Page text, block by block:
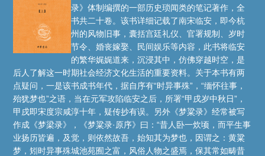
录》体制编撰的一部历史琐闻类的笔记著作，全
书共二十卷。该书详细记载了南宋临安，即今杭
州的风物旧事，囊括宫廷礼仪、官署规制、岁时
节令、婚丧嫁娶、民间娱乐等内容，此书将临安
的繁华娓娓道来，沉浸其中，仿佛穿越时空，是
后人了解这一时期社会经济文化生活的重要资料。关于本书有两
点疑问，一是该书成书年代，据自序有“时异事殊”，“缅怀往事，
殆犹梦也”之语，当在元军攻陷临安之后，所署“甲戌岁中秋日”，
甲戌即宋度宗咸淳十年，疑传抄有误。另外《梦粱录》经常被写
作成《梦梁录》，《梦粱录·原序》曰：“昔人卧一炊顷，而平生事
业扬历皆遍，及觉，则依然故吾，始知其为梦也，因谓之：黄粱
梦，矧时异事殊城池苑囿之富，风俗人物之盛焉，保其常如畴昔